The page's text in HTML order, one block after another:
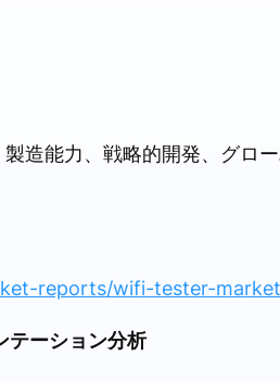
造能力、戦略的開発、グロ
reports/wifi-tester-
テーション分析